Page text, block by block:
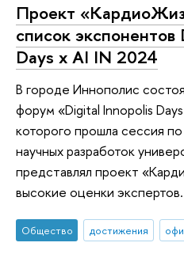
Проект
список
Days x AI IN 2024
В городе Иннополис
форум «Digital Innopolis
которого прошла сессия
научных разработок
представлял проект
высокие оценки экспертов.
Общество достижения